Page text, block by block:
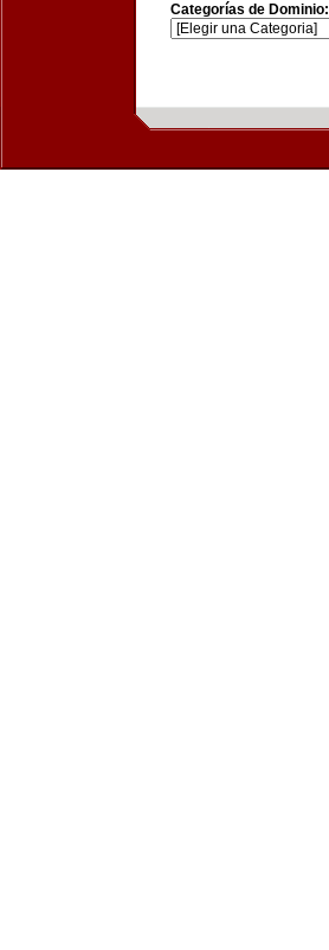
Categorías de Dominio: